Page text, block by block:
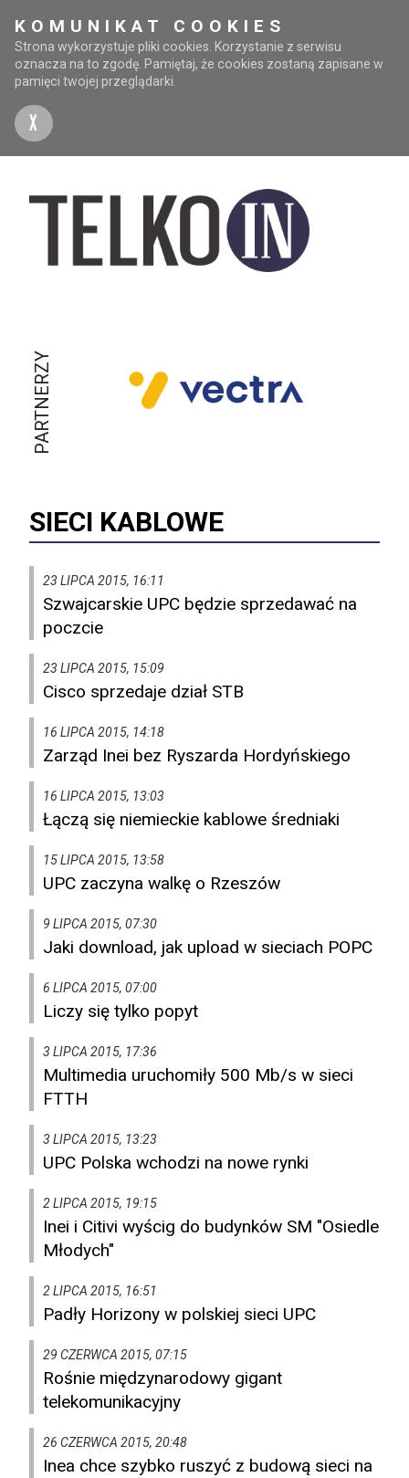
KOMUNIKAT COOKIES
Strona wykorzystuje pliki cookies. Korzystanie z serwisu
oznacza na to zgodę. Pamiętaj, że cookies zostaną zapisane w
pamięci twojej przeglądarki.
X
PARTNERZY
SIECI KABLOWE
23 LIPCA 2015, 16:11
Szwajcarskie UPC będzie sprzedawać na
poczcie
23 LIPCA 2015, 15:09
Cisco sprzedaje dział STB
16 LIPCA 2015, 14:18
Zarząd Inei bez Ryszarda Hordyńskiego
16 LIPCA 2015, 13:03
Łączą się niemieckie kablowe średniaki
15 LIPCA 2015, 13:58
UPC zaczyna walkę o Rzeszów
9 LIPCA 2015, 07:30
Jaki download, jak upload w sieciach POPC
6 LIPCA 2015, 07:00
Liczy się tylko popyt
3 LIPCA 2015, 17:36
Multimedia uruchomiły 500 Mb/s w sieci
FTTH
3 LIPCA 2015, 13:23
UPC Polska wchodzi na nowe rynki
2 LIPCA 2015, 19:15
Inei i Citivi wyścig do budynków SM "Osiedle
Młodych"
2 LIPCA 2015, 16:51
Padły Horizony w polskiej sieci UPC
29 CZERWCA 2015, 07:15
Rośnie międzynarodowy gigant
telekomunikacyjny
26 CZERWCA 2015, 20:48
Inea chce szybko ruszyć z budową sieci na